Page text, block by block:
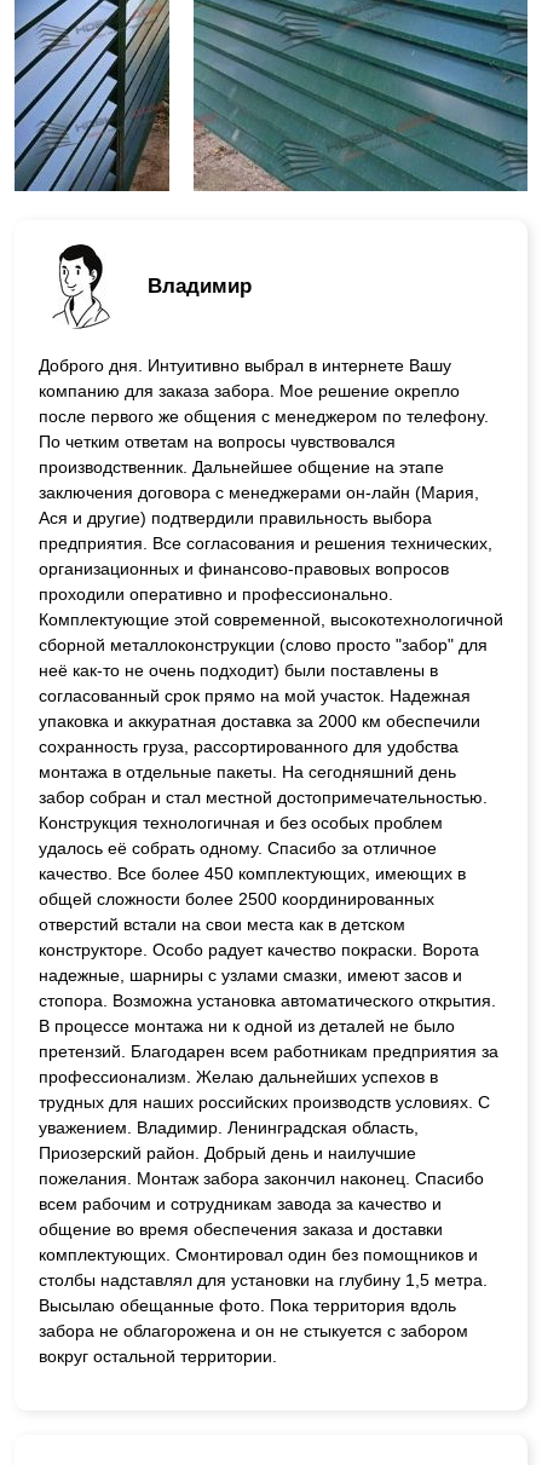
Владимир
Доброго дня. Интуитивно выбрал в интернете Вашу
компанию для заказа забора. Мое решение окрепло
после первого же общения с менеджером по телефону.
По четким ответам на вопросы чувствовался
производственник. Дальнейшее общение на этапе
заключения договора с менеджерами он-лайн (Мария,
Ася и другие) подтвердили правильность выбора
предприятия. Все согласования и решения технических,
организационных и финансово-правовых вопросов
проходили оперативно и профессионально.
Комплектующие этой современной, высокотехнологичной
сборной металлоконструкции (слово просто "забор" для
неё как-то не очень подходит) были поставлены в
согласованный срок прямо на мой участок. Надежная
упаковка и аккуратная доставка за 2000 км обеспечили
сохранность груза, рассортированного для удобства
монтажа в отдельные пакеты. На сегодняшний день
забор собран и стал местной достопримечательностью.
Конструкция технологичная и без особых проблем
удалось её собрать одному. Спасибо за отличное
качество. Все более 450 комплектующих, имеющих в
общей сложности более 2500 координированных
отверстий встали на свои места как в детском
конструкторе. Особо радует качество покраски. Ворота
надежные, шарниры с узлами смазки, имеют засов и
стопора. Возможна установка автоматического открытия.
В процессе монтажа ни к одной из деталей не было
претензий. Благодарен всем работникам предприятия за
профессионализм. Желаю дальнейших успехов в
трудных для наших российских производств условиях. С
уважением. Владимир. Ленинградская область,
Приозерский район. Добрый день и наилучшие
пожелания. Монтаж забора закончил наконец. Спасибо
всем рабочим и сотрудникам завода за качество и
общение во время обеспечения заказа и доставки
комплектующих. Смонтировал один без помощников и
столбы надставлял для установки на глубину 1,5 метра.
Высылаю обещанные фото. Пока территория вдоль
забора не облагорожена и он не стыкуется с забором
вокруг остальной территории.